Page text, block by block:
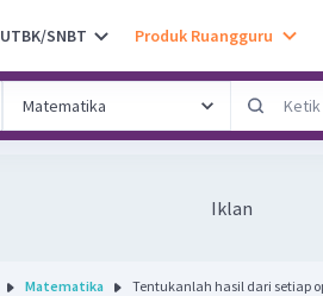
UTBK/SNBT Produk Ruangguru
Iklan
Matematika Tentukanlah hasil dari setiap